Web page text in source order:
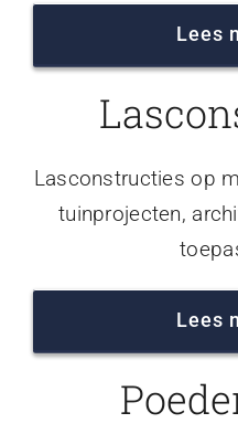
Lees
Lasconstructies op
tuinprojecten,
Lees